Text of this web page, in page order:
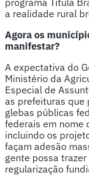
a realidade rural
Agora os
manifestar?
A expectativa do
Ministério da
Especial de
as prefeituras que
glebas públicas
federais em nome
incluindo os
façam adesão
gente possa
regularização